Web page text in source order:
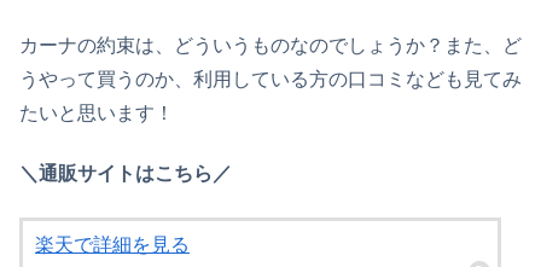
カーナの約束は、どういうものなのでしょうか？ また、ど
うやって買うのか、利用している方の口コミなども見てみ
たいと思います！
＼通販サイトはこちら／
楽天で詳細を見る